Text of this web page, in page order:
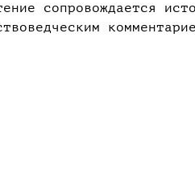
сопровождается